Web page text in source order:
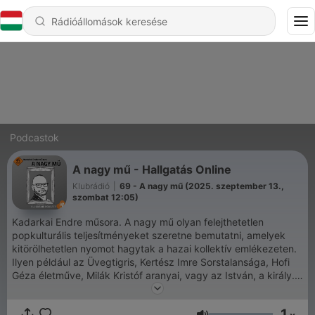
Podcastok
A nagy mű - Hallgatás Online
Klubrádió
69 - A nagy mű (2025. szeptember 13.,
szombat 12:05)
Kadarkai Endre műsora. A nagy mű olyan felejthetetlen
popkulturális teljesítményeket szeretne bemutatni, amelyek
kitörölhetetlen nyomot hagytak a hazai kollektív emlékezeten.
Ilyen például az Üvegtigris, Kertész Imre Sorstalansága, Hofi
Géza életműve, Milák Kristóf aranyai, vagy az István, a király.
A műsor első felében egy vagy két alkotó mesél a mű